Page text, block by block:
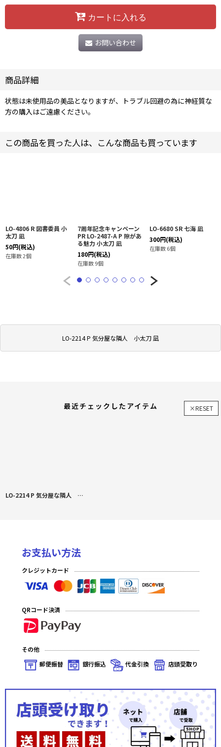
LO-2214 P 気分屋な隣人 小太刀 凪
カートに入れる
お問い合わせ
商品詳細
状態は未使用品の美品となりますが、トラブル回避の為に神経質な
方の購入はご遠慮ください。
この商品を買った人は、こんな商品も買っています
LO-4806 R 図書委員 小
太刀 凪
50円(税込)
在庫数 2個
7周年記念キャンペーン
PR LO-2487-A P 隙があ
る魅力 小太刀 凪
180円(税込)
在庫数 9個
LO-6680 SR 七海 凪
300円(税込)
在庫数 6個
最近チェックしたアイテム ×RESET
LO-2214 P 気分屋な隣人 小太刀 凪
お支払い方法
クレジットカード
QRコード決済
その他
郵便振替
銀行振込 代金引換 店頭受取り